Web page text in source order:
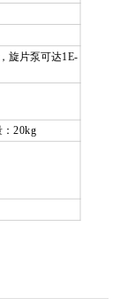
，旋片泵可达1E-
：20kg